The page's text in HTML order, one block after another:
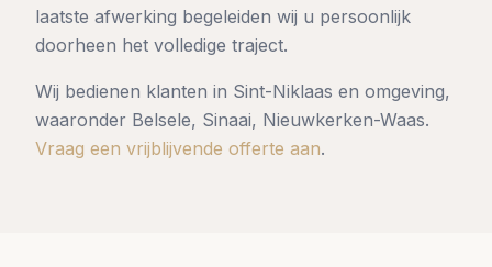
laatste afwerking begeleiden wij u persoonlijk
doorheen het volledige traject.
Wij bedienen klanten in Sint-Niklaas en omgeving,
waaronder Belsele, Sinaai, Nieuwkerken-Waas.
Vraag een vrijblijvende offerte aan.